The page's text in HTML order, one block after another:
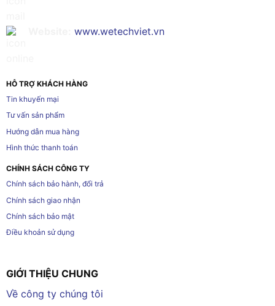
www.wetechviet.vn
HỖ TRỢ KHÁCH HÀNG
Tin khuyến mại
Tư vấn sản phẩm
Hướng dẫn mua hàng
Hình thức thanh toán
CHÍNH SÁCH CÔNG TY
Chính sách bảo hành, đổi trả
Chính sách giao nhận
Chính sách bảo mật
Điều khoản sử dụng
GIỚI THIỆU CHUNG
Về công ty chúng tôi